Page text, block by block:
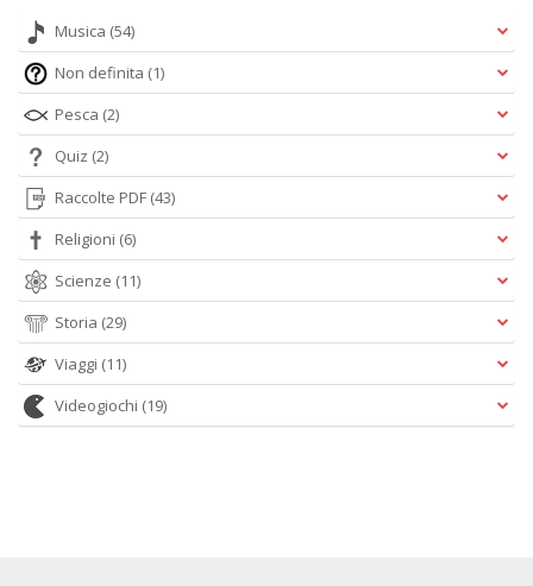
Musica (54)
Non definita (1)
Pesca (2)
Quiz (2)
Raccolte PDF (43)
Religioni (6)
Scienze (11)
Storia (29)
Viaggi (11)
Videogiochi (19)